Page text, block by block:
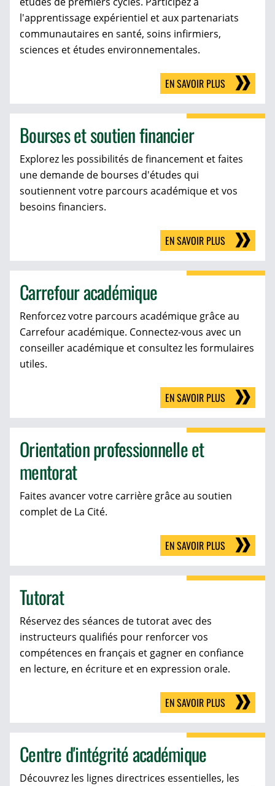
l'apprentissage expérientiel et aux partenariats
communautaires en santé, soins infirmiers,
sciences et études environnementales.
EN SAVOIR PLUS
Bourses et soutien financier
Explorez les possibilités de financement et faites
une demande de bourses d'études qui
soutiennent votre parcours académique et vos
besoins financiers.
EN SAVOIR PLUS
Carrefour académique
Renforcez votre parcours académique grâce au
Carrefour académique. Connectez-vous avec un
conseiller académique et consultez les formulaires
utiles.
EN SAVOIR PLUS
Orientation professionnelle et
mentorat
Faites avancer votre carrière grâce au soutien
complet de La Cité.
EN SAVOIR PLUS
Tutorat
Réservez des séances de tutorat avec des
instructeurs qualifiés pour renforcer vos
compétences en français et gagner en confiance
en lecture, en écriture et en expression orale.
EN SAVOIR PLUS
Centre d'intégrité académique
Découvrez les lignes directrices essentielles, les